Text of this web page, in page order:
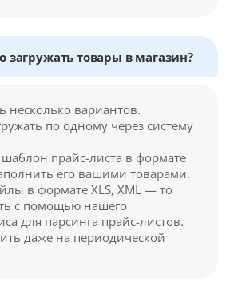
загружать товары в магазин?
несколько вариантов.
по одному через систему
прайс-листа в формате
его вашими товарами.
в формате XLS, XML — то
с помощью нашего
для парсинга прайс-листов.
даже на периодической